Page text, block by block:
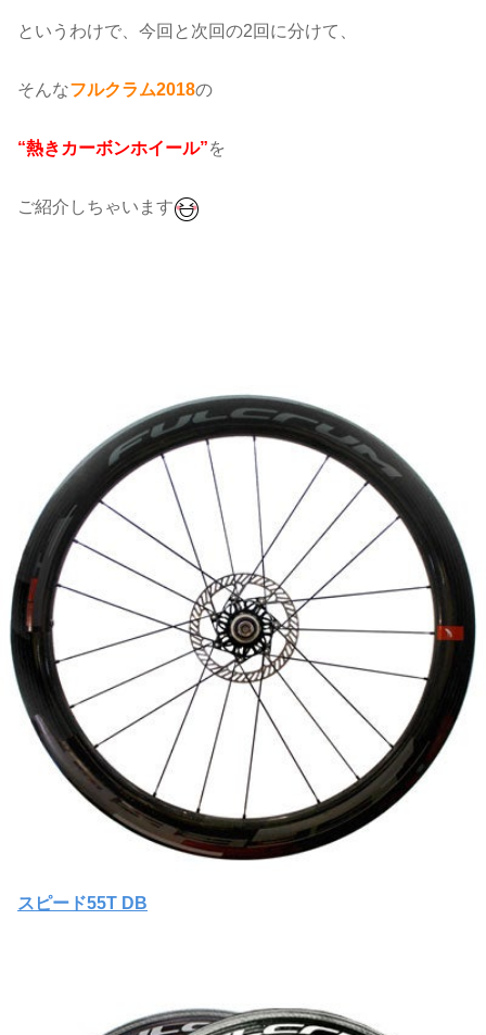
というわけで、今回と次回の2回に分けて、
そんなフルクラム2018の
“熱きカーボンホイール”を
ご紹介しちゃいます
スピード55T DB